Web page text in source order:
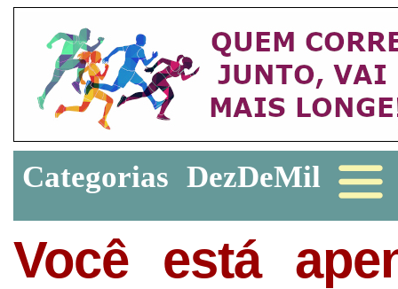
Categorias DezDeMil
Você está